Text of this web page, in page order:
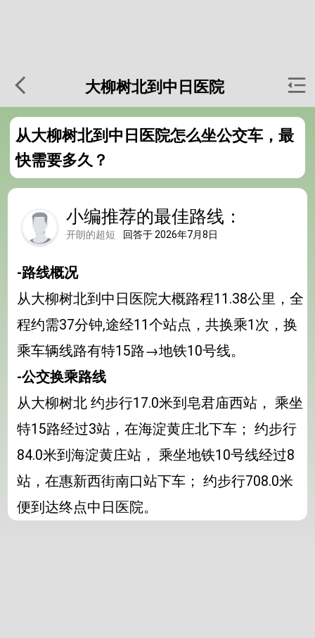
大柳树北到中日医院
从大柳树北到中日医院怎么坐公交车，最
快需要多久？
小编推荐的最佳路线：
开朗的超短 回答于 2026年7月8日
-路线概况
从大柳树北到中日医院大概路程11.38公里，全
程约需37分钟,途经11个站点，共换乘1次，换
乘车辆线路有特15路→地铁10号线。
-公交换乘路线
从大柳树北 约步行17.0米到皂君庙西站， 乘坐
特15路经过3站，在海淀黄庄北下车； 约步行
84.0米到海淀黄庄站， 乘坐地铁10号线经过8
站，在惠新西街南口站下车； 约步行708.0米
便到达终点中日医院。